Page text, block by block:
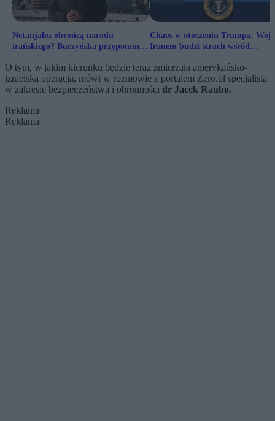
Netanjahu obrońcą narodu
irańskiego? Burzyńska przypomina
Chaos w otoczeniu Trumpa.
Iranem budzi strach wśród
O tym, w jakim kierunku będzie teraz zmierzała amerykańsko-
izraelska operacja, mówi w rozmowie z portalem Zero.pl specjalista
w zakresie bezpieczeństwa i obronności dr Jacek Raubo.
Reklama
Reklama